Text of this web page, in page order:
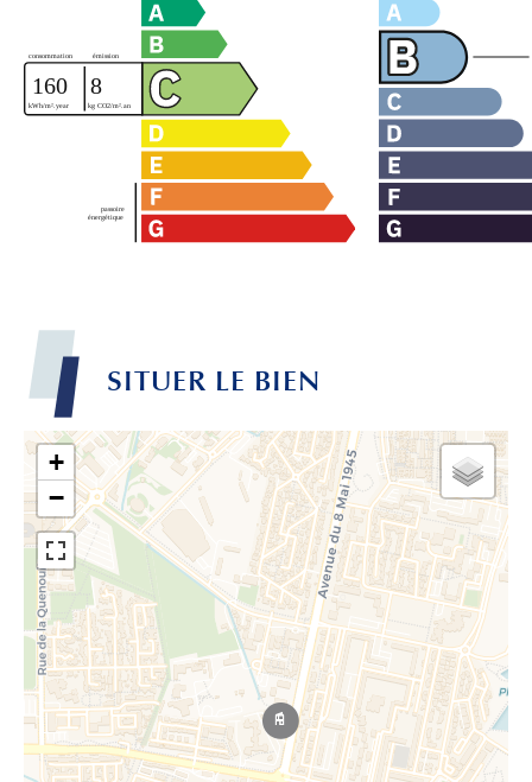
SITUER LE BIEN
+
−